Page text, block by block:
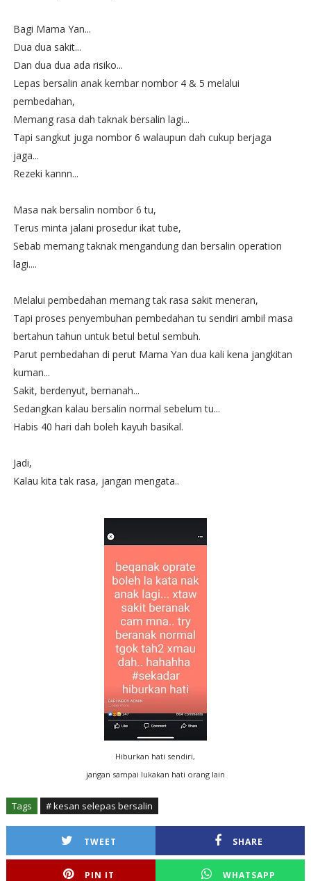
Bagi Mama Yan...
Dua dua sakit...
Dan dua dua ada risiko...
Lepas bersalin anak kembar nombor 4 & 5 melalui
pembedahan,
Memang rasa dah taknak bersalin lagi...
Tapi sangkut juga nombor 6 walaupun dah cukup berjaga
jaga...
Rezeki kannn...
Masa nak bersalin nombor 6 tu,
Terus minta jalani prosedur ikat tube,
Sebab memang taknak mengandung dan bersalin operation
lagi....
Melalui pembedahan memang tak rasa sakit meneran,
Tapi proses penyembuhan pembedahan tu sendiri ambil masa
bertahun tahun untuk betul betul sembuh.
Parut pembedahan di perut Mama Yan dua kali kena jangkitan
kuman...
Sakit, berdenyut, bernanah...
Sedangkan kalau bersalin normal sebelum tu...
Habis 40 hari dah boleh kayuh basikal.
Jadi,
Kalau kita tak rasa, jangan mengata..
Hiburkan hati sendiri,
jangan sampai lukakan hati orang lain
Tags # kesan selepas bersalin
TWEET SHARE
PIN IT WHATSAPP